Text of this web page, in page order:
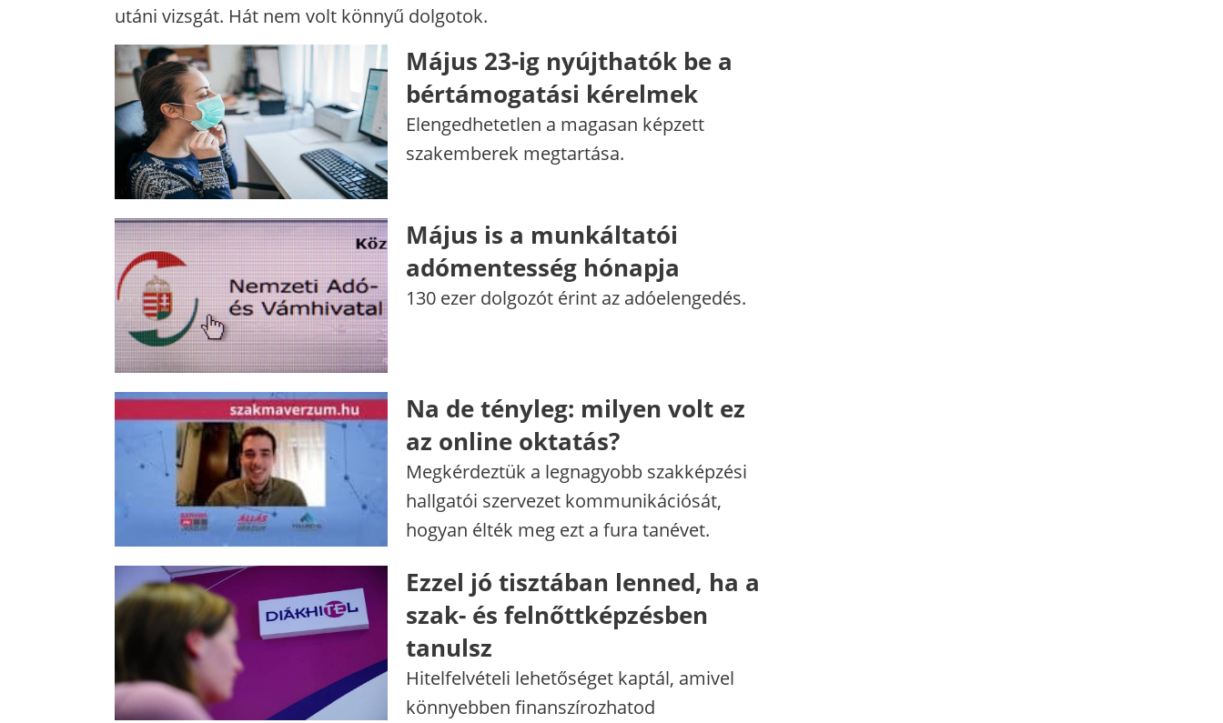
utáni vizsgát. Hát nem volt könnyű dolgotok.
Május 23-ig nyújthatók be a
bértámogatási kérelmek
Elengedhetetlen a magasan képzett
szakemberek megtartása.
Május is a munkáltatói
adómentesség hónapja
130 ezer dolgozót érint az adóelengedés.
Na de tényleg: milyen volt ez
az online oktatás?
Megkérdeztük a legnagyobb szakképzési
hallgatói szervezet kommunikációsát,
hogyan élték meg ezt a fura tanévet.
Ezzel jó tisztában lenned, ha a
szak- és felnőttképzésben
tanulsz
Hitelfelvételi lehetőséget kaptál, amivel
könnyebben finanszírozhatod